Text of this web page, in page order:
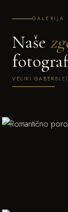
GALERIJA
Naše
VELIKI GABER